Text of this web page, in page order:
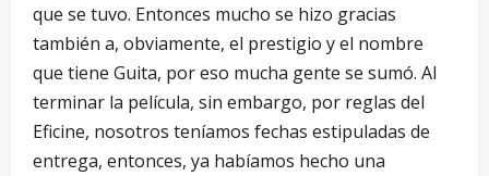
que se tuvo. Entonces mucho se hizo gracias
también a, obviamente, el prestigio y el nombre
que tiene Guita, por eso mucha gente se sumó. Al
terminar la película, sin embargo, por reglas del
Eficine, nosotros teníamos fechas estipuladas de
entrega, entonces, ya habíamos hecho una